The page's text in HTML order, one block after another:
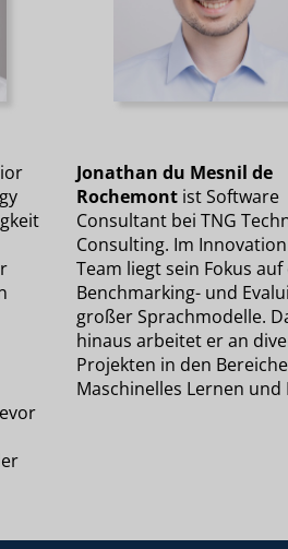
Jonathan du Mesnil de
Rochemont ist Software
Consultant bei TNG
Consulting. Im
Team liegt sein Fokus
Benchmarking- und
großer Sprachmodelle.
hinaus arbeitet er an
Projekten in den
Maschinelles Lernen und